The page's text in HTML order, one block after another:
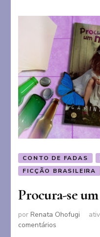
CONTO DE FADAS
FICÇÃO BRASILEIRA
Procura-se
porRenata Ohofugi
comentários